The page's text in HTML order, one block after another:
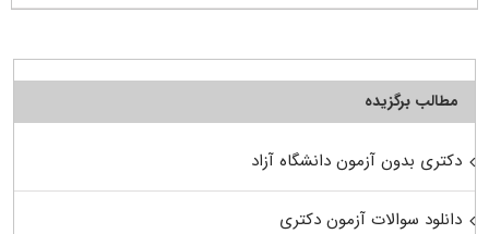
مطالب برگزیده
دکتری بدون آزمون دانشگاه آزاد
دانلود سوالات آزمون دکتری